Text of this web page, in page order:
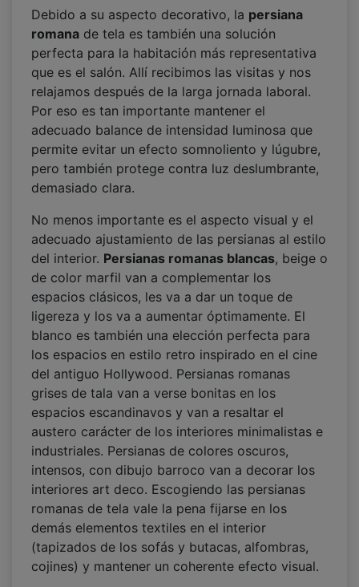
Debido a su aspecto decorativo, la persiana
romana de tela es también una solución
perfecta para la habitación más representativa
que es el salón. Allí recibimos las visitas y nos
relajamos después de la larga jornada laboral.
Por eso es tan importante mantener el
adecuado balance de intensidad luminosa que
permite evitar un efecto somnoliento y lúgubre,
pero también protege contra luz deslumbrante,
demasiado clara.
No menos importante es el aspecto visual y el
adecuado ajustamiento de las persianas al estilo
del interior. Persianas romanas blancas, beige o
de color marfil van a complementar los
espacios clásicos, les va a dar un toque de
ligereza y los va a aumentar óptimamente. El
blanco es también una elección perfecta para
los espacios en estilo retro inspirado en el cine
del antiguo Hollywood. Persianas romanas
grises de tala van a verse bonitas en los
espacios escandinavos y van a resaltar el
austero carácter de los interiores minimalistas e
industriales. Persianas de colores oscuros,
intensos, con dibujo barroco van a decorar los
interiores art deco. Escogiendo las persianas
romanas de tela vale la pena fijarse en los
demás elementos textiles en el interior
(tapizados de los sofás y butacas, alfombras,
cojines) y mantener un coherente efecto visual.